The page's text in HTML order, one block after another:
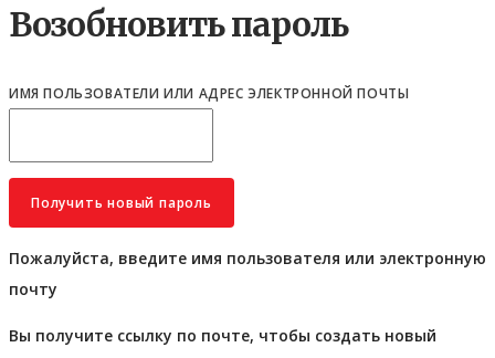
Возобновить пароль
ИМЯ ПОЛЬЗОВАТЕЛИ ИЛИ АДРЕС ЭЛЕКТРОННОЙ ПОЧТЫ
Пожалуйста, введите имя пользователя или электронную
почту
Вы получите ссылку по почте, чтобы создать новый